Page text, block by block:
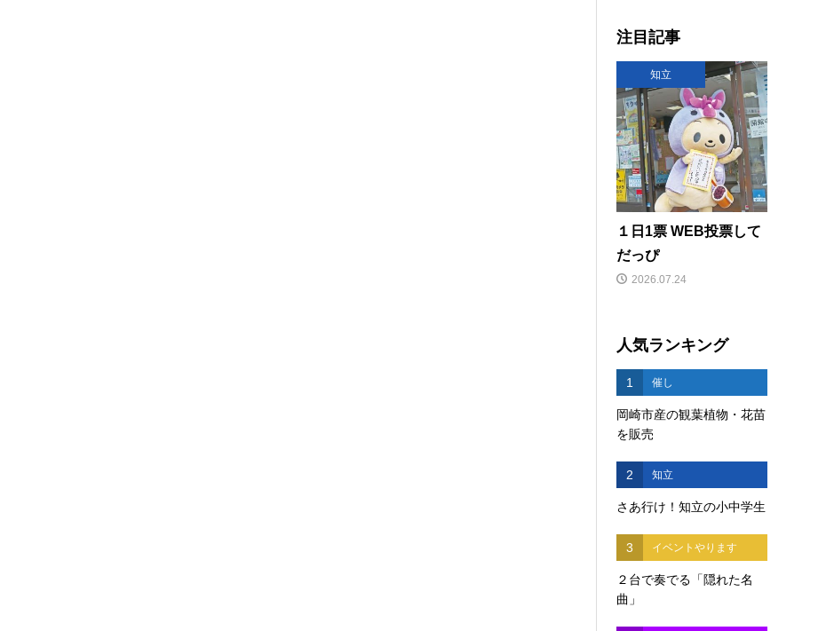
注目記事
知立
１日1票 WEB投票して
だっぴ
2026.07.24
人気ランキング
1 催し
岡崎市産の観葉植物・花苗
を販売
2 知立
さあ行け！知立の小中学生
3 イベントやります
２台で奏でる「隠れた名
曲」